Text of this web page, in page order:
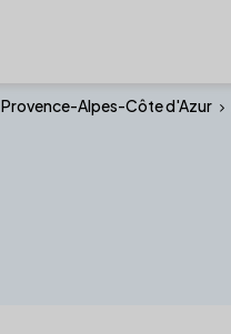
Provence-Alpes-Côte d'Azur